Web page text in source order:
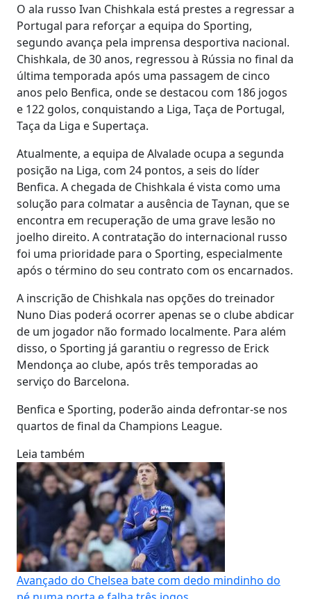
O ala russo Ivan Chishkala está prestes a regressar a
Portugal para reforçar a equipa do Sporting,
segundo avança pela imprensa desportiva nacional.
Chishkala, de 30 anos, regressou à Rússia no final da
última temporada após uma passagem de cinco
anos pelo Benfica, onde se destacou com 186 jogos
e 122 golos, conquistando a Liga, Taça de Portugal,
Taça da Liga e Supertaça.
Atualmente, a equipa de Alvalade ocupa a segunda
posição na Liga, com 24 pontos, a seis do líder
Benfica. A chegada de Chishkala é vista como uma
solução para colmatar a ausência de Taynan, que se
encontra em recuperação de uma grave lesão no
joelho direito. A contratação do internacional russo
foi uma prioridade para o Sporting, especialmente
após o término do seu contrato com os encarnados.
A inscrição de Chishkala nas opções do treinador
Nuno Dias poderá ocorrer apenas se o clube abdicar
de um jogador não formado localmente. Para além
disso, o Sporting já garantiu o regresso de Erick
Mendonça ao clube, após três temporadas ao
serviço do Barcelona.
Benfica e Sporting, poderão ainda defrontar-se nos
quartos de final da Champions League.
Leia também
Avançado do Chelsea bate com dedo mindinho do